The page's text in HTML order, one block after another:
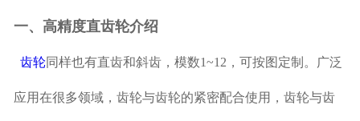
行业动态
一、高精度直齿轮介绍
齿轮同样也有直齿和斜齿，模数1~12，可按图定制。广泛
应用在很多领域，齿轮与齿轮的紧密配合使用，齿轮与齿